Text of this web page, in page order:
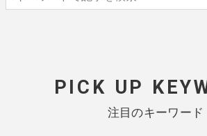
PICK UP
注目のキーワード